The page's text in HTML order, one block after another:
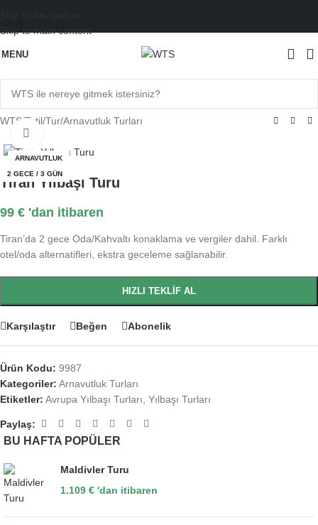
Skip to main content
MENU
WTS/Tatil/Tur/Arnavutluk Turları
ARNAVUTLUK
2 GECE / 3 GÜN
Tiran Yılbaşı Turu
99 € 'dan itibaren
Tiran’da 2 gece Oda/Kahvaltı konaklama ve vergiler dahil. Farklı
otel/oda alternatifleri, ekstra geceleme sağlanabilir.
HIZLI TEKLIF AL
Karşılaştır Beğen Abonelik
Ürün Kodu: 9987
Kategoriler: Arnavutluk Turları
Etiketler: Avrupa Yılbaşı Turları, Yılbaşı Turları
Paylaş:
BU HAFTA POPÜLER
Maldivler Turu
1.109 € 'dan itibaren